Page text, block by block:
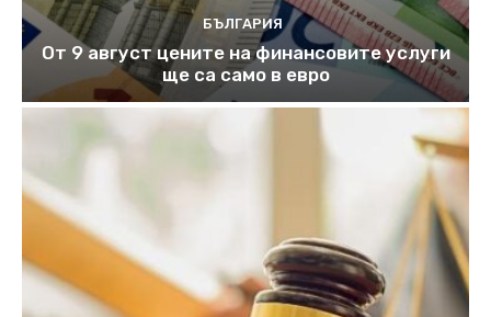
БЪЛГАРИЯ
От 9 август цените на финансовите услуги
ще са само в евро